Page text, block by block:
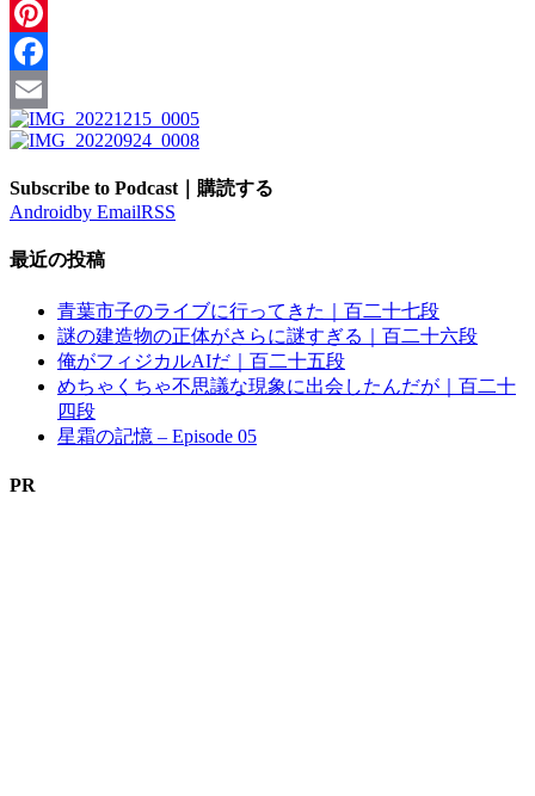
Line
Pinterest
Facebook
Email
Subscribe to Podcast｜購読する
Androidby EmailRSS
最近の投稿
青葉市子のライブに行ってきた｜百二十七段
謎の建造物の正体がさらに謎すぎる｜百二十六段
俺がフィジカルAIだ｜百二十五段
めちゃくちゃ不思議な現象に出会したんだが｜百二十
四段
星霜の記憶 – Episode 05
PR